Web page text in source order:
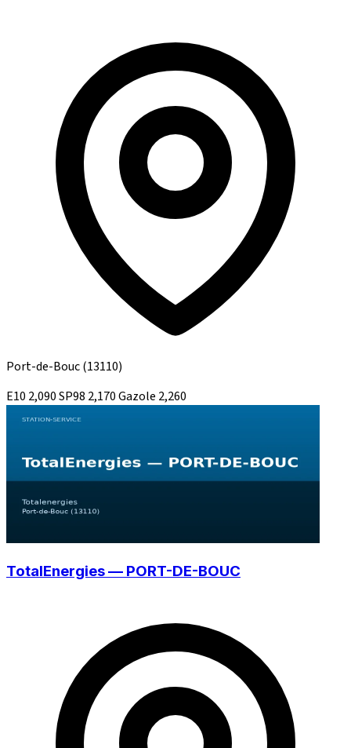
Port-de-Bouc(13110)
E10 2,090SP98 2,170Gazole 2,260
TotalEnergies — PORT-DE-BOUC